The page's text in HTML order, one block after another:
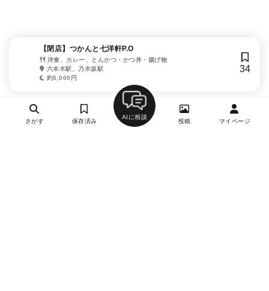
【閉店】つかんと七洋軒P.O
洋食、カレー、とんかつ・かつ丼・揚げ物
六本木駅、乃木坂駅
約5,000円
34
さがす 保存済み
AIに相談
投稿 マイページ